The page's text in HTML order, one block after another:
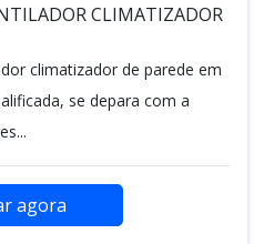
CLIMATIZADOR
climatizador de parede em
se depara com a
agora